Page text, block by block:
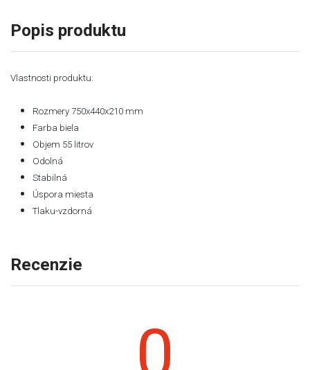
Popis produktu
Vlastnosti produktu:
Rozmery 750x440x210 mm
Farba biela
Objem 55 litrov
Odolná
Stabilná
Úspora miesta
Tlaku-vzdorná
Recenzie